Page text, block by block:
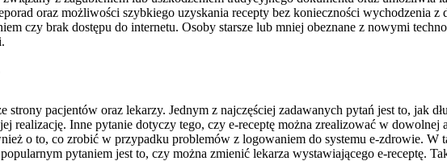
oraz możliwości szybkiego uzyskania recepty bez konieczności wychodzenia z
czy brak dostępu do internetu. Osoby starsze lub mniej obeznane z nowymi
pacjentów oraz lekarzy. Jednym z najczęściej zadawanych pytań jest to, jak
realizację. Inne pytanie dotyczy tego, czy e-receptę można zrealizować w dowolnej
o to, co zrobić w przypadku problemów z logowaniem do systemu e-zdrowie. W
pytaniem jest to, czy można zmienić lekarza wystawiającego e-receptę.